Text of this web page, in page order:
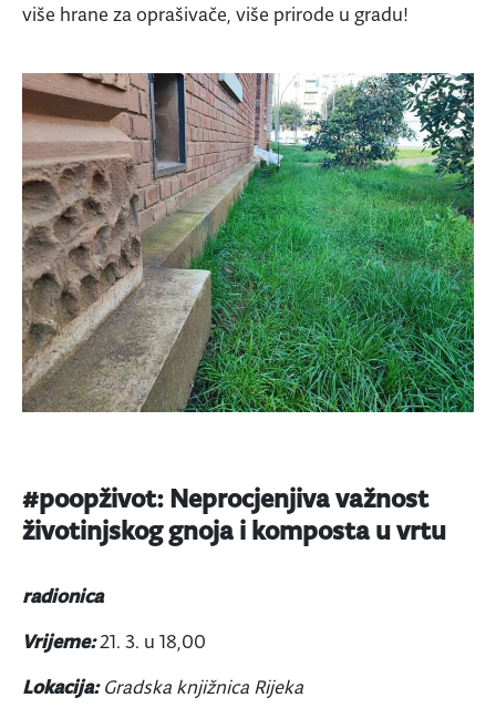
više hrane za oprašivače, više prirode u gradu!
#poopživot: Neprocjenjiva važnost
životinjskog gnoja i komposta u vrtu
radionica
Vrijeme:21. 3. u 18,00
Lokacija:Gradska knjižnica Rijeka